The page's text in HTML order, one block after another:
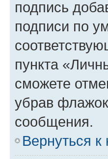
подпись
подписи по
пункта
сможете
убрав флажок
сообщения.
Вернуться к